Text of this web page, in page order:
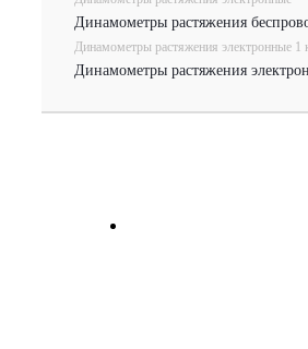
Динамометры растяжения
Динамометры растяжения электронные 1
Динамометры растяжения